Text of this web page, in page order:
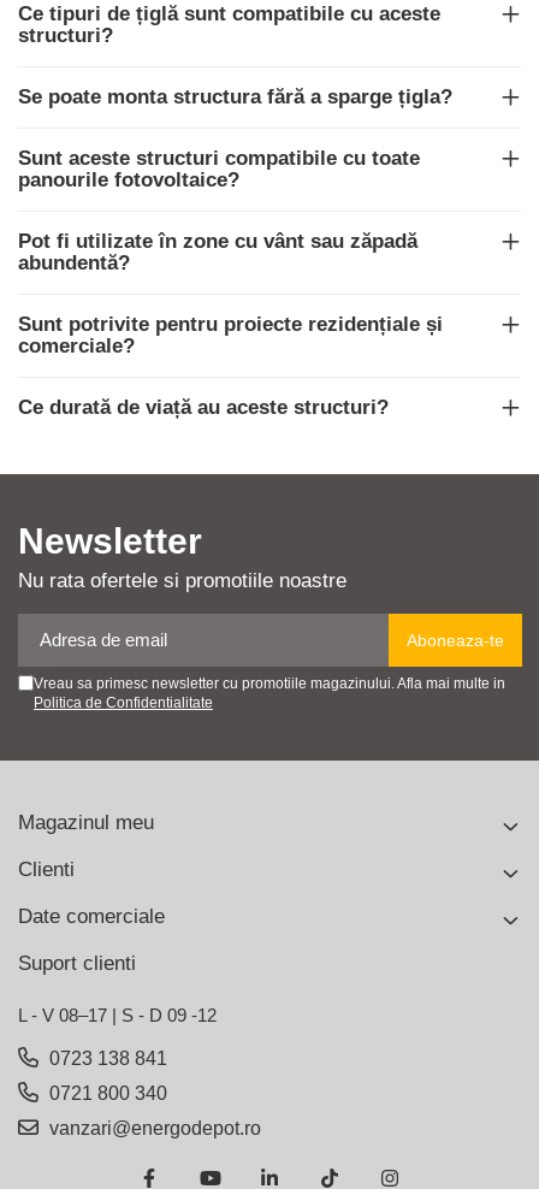
Ce tipuri de țiglă sunt compatibile cu aceste
structuri?
Se poate monta structura fără a sparge țigla?
Sunt aceste structuri compatibile cu toate
panourile fotovoltaice?
Pot fi utilizate în zone cu vânt sau zăpadă
abundentă?
Sunt potrivite pentru proiecte rezidențiale și
comerciale?
Ce durată de viață au aceste structuri?
Newsletter
Nu rata ofertele si promotiile noastre
Vreau sa primesc newsletter cu promotiile magazinului. Afla mai multe in
Politica de Confidentialitate
Magazinul meu
Clienti
Date comerciale
Suport clienti
L - V 08–17 | S - D 09 -12
0723 138 841
0721 800 340
vanzari@energodepot.ro